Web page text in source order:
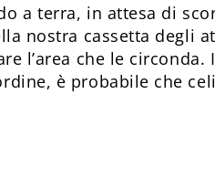
a terra, in attesa di
nostra cassetta degli
l’area che le
è probabile che